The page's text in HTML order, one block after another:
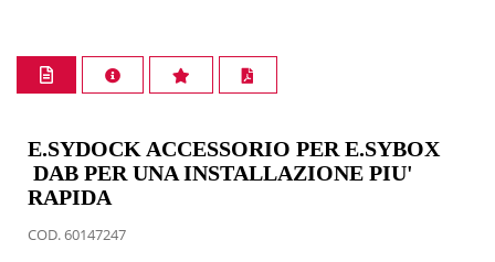
E.SYDOCK ACCESSORIO PER E.SYBOX
DAB PER UNA INSTALLAZIONE PIU'
RAPIDA
COD. 60147247